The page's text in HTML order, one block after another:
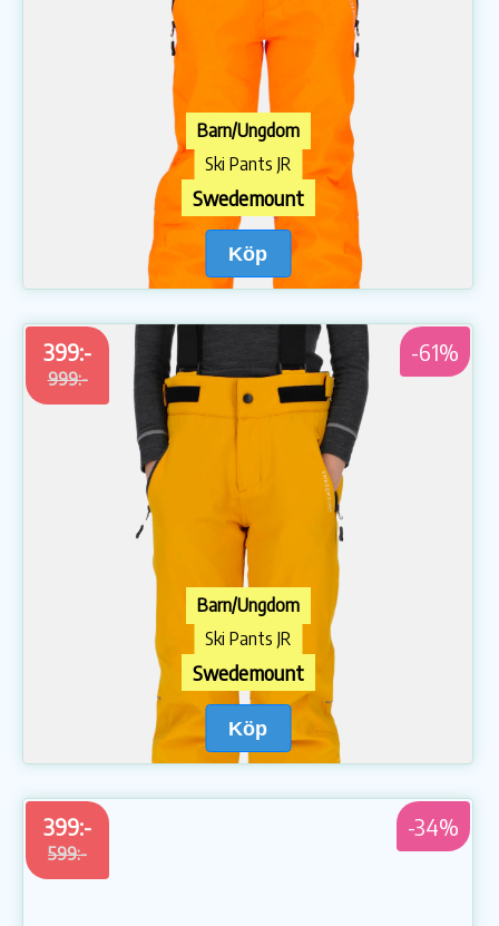
Barn/Ungdom
Ski Pants JR
Swedemount
Köp
399:-
999:-
-61%
Barn/Ungdom
Ski Pants JR
Swedemount
Köp
399:-
599:-
-34%